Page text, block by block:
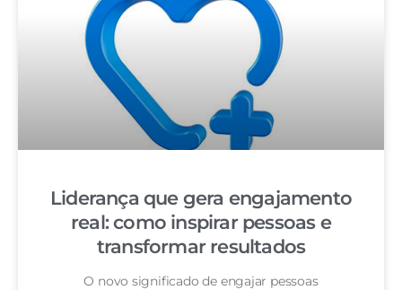
Liderança que gera engajamento
real: como inspirar pessoas e
transformar resultados
O novo significado de engajar pessoas